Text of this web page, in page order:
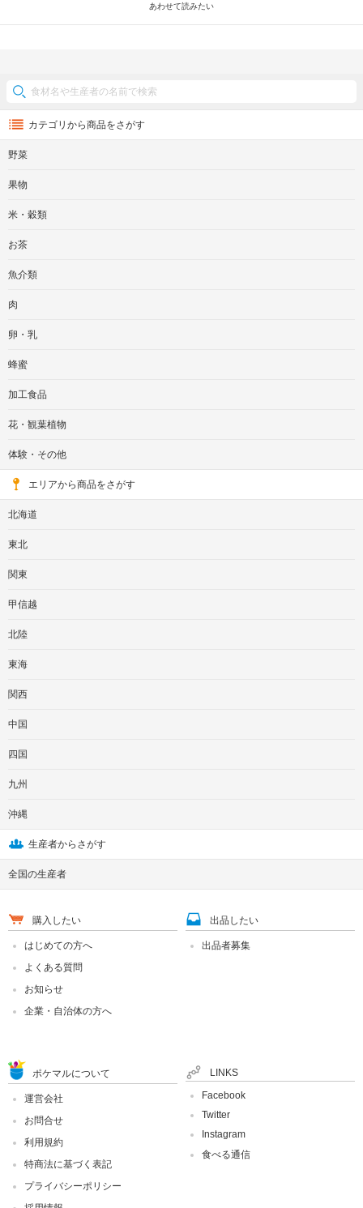
あわせて読みたい
カテゴリから商品をさがす
野菜
果物
米・穀類
お茶
魚介類
肉
卵・乳
蜂蜜
加工食品
花・観葉植物
体験・その他
エリアから商品をさがす
北海道
東北
関東
甲信越
北陸
東海
関西
中国
四国
九州
沖縄
生産者からさがす
全国の生産者
購入したい
はじめての方へ
よくある質問
お知らせ
企業・自治体の方へ
出品したい
出品者募集
ポケマルについて
運営会社
お問合せ
利用規約
特商法に基づく表記
プライバシーポリシー
LINKS
Facebook
Twitter
Instagram
食べる通信